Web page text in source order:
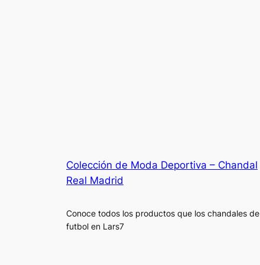
Colección de Moda Deportiva – Chandal
Real Madrid
Conoce todos los productos que los chandales de
futbol en Lars7